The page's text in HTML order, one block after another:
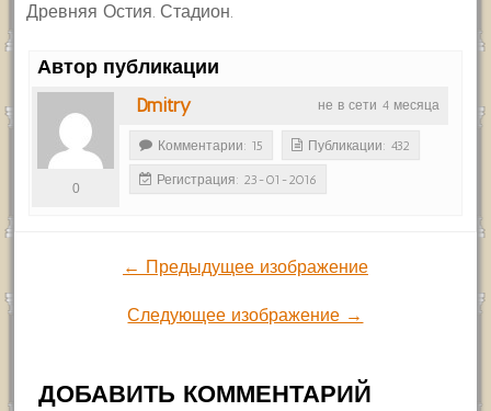
Древняя Остия. Стадион.
Автор публикации
не в сети 4 месяца
Dmitry
0
Комментарии: 15 Публикации: 432
Регистрация: 23-01-2016
← Предыдущее изображение
Следующее изображение →
ДОБАВИТЬ КОММЕНТАРИЙ